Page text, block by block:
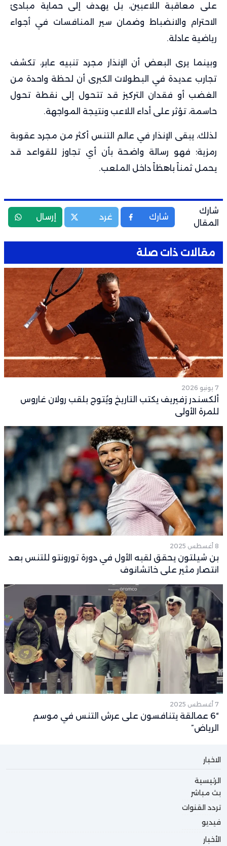
على معاقبة اللاعبين، بل يهدف إلى حماية مبادئ
الاحترام والانضباط وضمان سير المنافسات في أجواء
رياضية عادلة.
وبينما يرى البعض أن الإنذار مجرد تنبيه عابر، تكشف
تجارب عديدة في البطولات الكبرى أن لحظة واحدة من
الغضب أو فقدان التركيز قد تتحول إلى نقطة تحول
حاسمة، تؤثر على أداء اللاعب ونتيجة المواجهة.
لذلك، يبقى الإنذار في عالم التنس أكثر من مجرد عقوبة
رمزية؛ فهو رسالة واضحة بأن أي تجاوز للقواعد قد
يحمل ثمناً باهظاً داخل الملعب.
شارك
المقال
شارك غرد إرسال
مقالات ذات صلة
7 يونيو 2026
ألكسندر زفيريف يكتب التاريخ ويُتوج بلقب رولان غاروس
للمرة الأولى
8 أغسطس 2025
بن شيلتون يحقق لقبه الأول في دورة تورونتو للتنس بعد
انتصار مثير على خاتشانوف
7 أغسطس 2025
“6 عمالقة يتنافسون على عرش التنس في موسم
الرياض”
الاخبار
الرئيسية
بث مباشر
تردد القنوات
فيديو
الأخبار